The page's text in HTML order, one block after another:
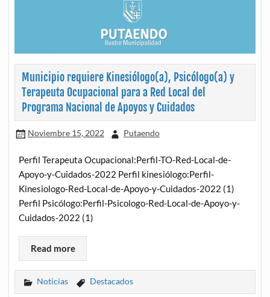
Municipio requiere Kinesiólogo(a), Psicólogo(a) y
Terapeuta Ocupacional para a Red Local del
Programa Nacional de Apoyos y Cuidados
Noviembre 15, 2022 Putaendo
Perfil Terapeuta Ocupacional:Perfil-TO-Red-Local-de-
Apoyo-y-Cuidados-2022 Perfil kinesiólogo:Perfil-
Kinesiologo-Red-Local-de-Apoyo-y-Cuidados-2022 (1)
Perfil Psicólogo:Perfil-Psicologo-Red-Local-de-Apoyo-y-
Cuidados-2022 (1)
Read more
Noticias Destacados